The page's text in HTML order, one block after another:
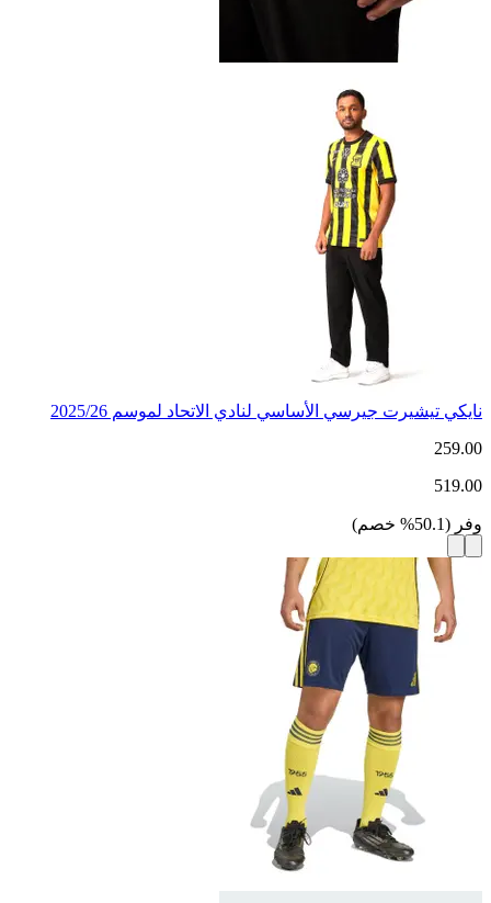
نايكي تيشيرت جيرسي الأساسي لنادي الاتحاد لموسم 2025/26
259.00
519.00
وفر (
50.1
% خصم)